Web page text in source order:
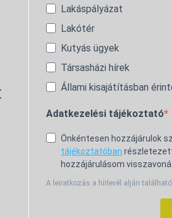
Lakáspályázat
Lakótér
Kutyás ügyek
Társasházi hírek
Állami kisajátításban
Adatkezelési tájékoztató
Önkéntesen hozzájárulok
tájékoztatóban
hozzájárulásom
A leiratkozás a hírlevél alján